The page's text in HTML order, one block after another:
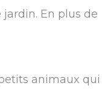
En plus de
animaux qui